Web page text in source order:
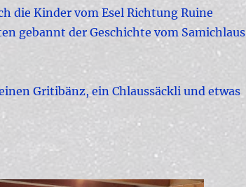
die Kinder vom Esel Richtung Ruine
gebannt der Geschichte vom Samichlaus
Gritibänz, ein Chlaussäckli und etwas